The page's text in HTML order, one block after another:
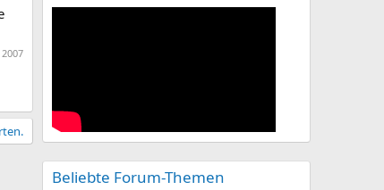
Beliebte Forum-Themen